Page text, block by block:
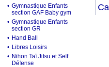
• Gymnastique Enfants
section GAF Baby gym
• Gymnastique Enfants
section GR
• Hand Ball
• Libres Loisirs
• Nihon Taï Jitsu et Self
Défense